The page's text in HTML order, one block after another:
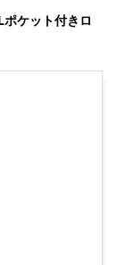
ケット付きロ